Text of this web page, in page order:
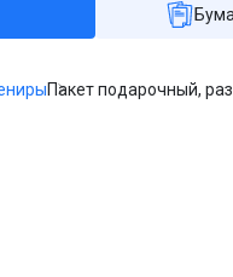
Пакет подарочный,